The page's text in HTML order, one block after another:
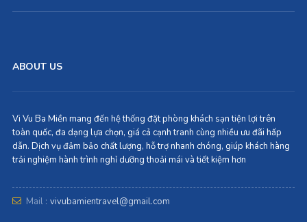
ABOUT US
Vi Vu Ba Miền mang đến hệ thống đặt phòng khách sạn tiện lợi trên
toàn quốc, đa dạng lựa chọn, giá cả cạnh tranh cùng nhiều ưu đãi hấp
dẫn. Dịch vụ đảm bảo chất lượng, hỗ trợ nhanh chóng, giúp khách hàng
trải nghiệm hành trình nghỉ dưỡng thoải mái và tiết kiệm hơn
Mail : vivubamientravel@gmail.com